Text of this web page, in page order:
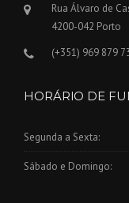
Rua Álvaro de
4200-042 Porto
(+351) 969 879
HORÁRIO DE
Segunda a Sexta:
Sábado e Domingo: